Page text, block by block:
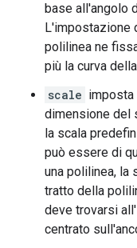
base all'angolo
L'impostazione
polilinea ne
più la curva
scale imposta
dimensione del
la scala
può essere di
una polilinea, la
tratto della
deve trovarsi
centrato